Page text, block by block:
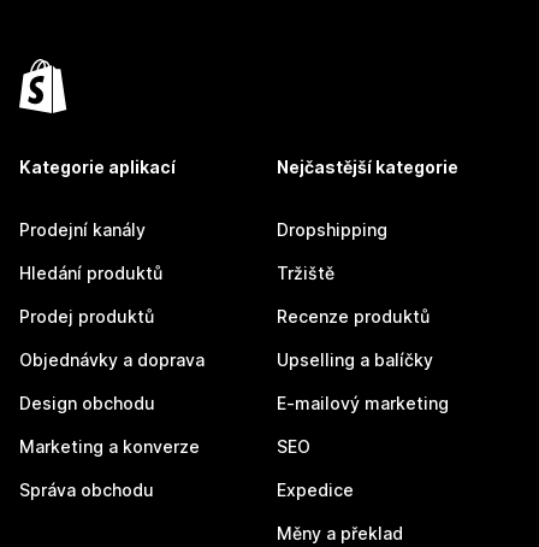
Kategorie aplikací
Prodejní kanály
Hledání produktů
Prodej produktů
Objednávky a doprava
Design obchodu
Marketing a konverze
Správa obchodu
Nejčastější kategorie
Dropshipping
Tržiště
Recenze produktů
Upselling a balíčky
E-mailový marketing
SEO
Expedice
Měny a překlad